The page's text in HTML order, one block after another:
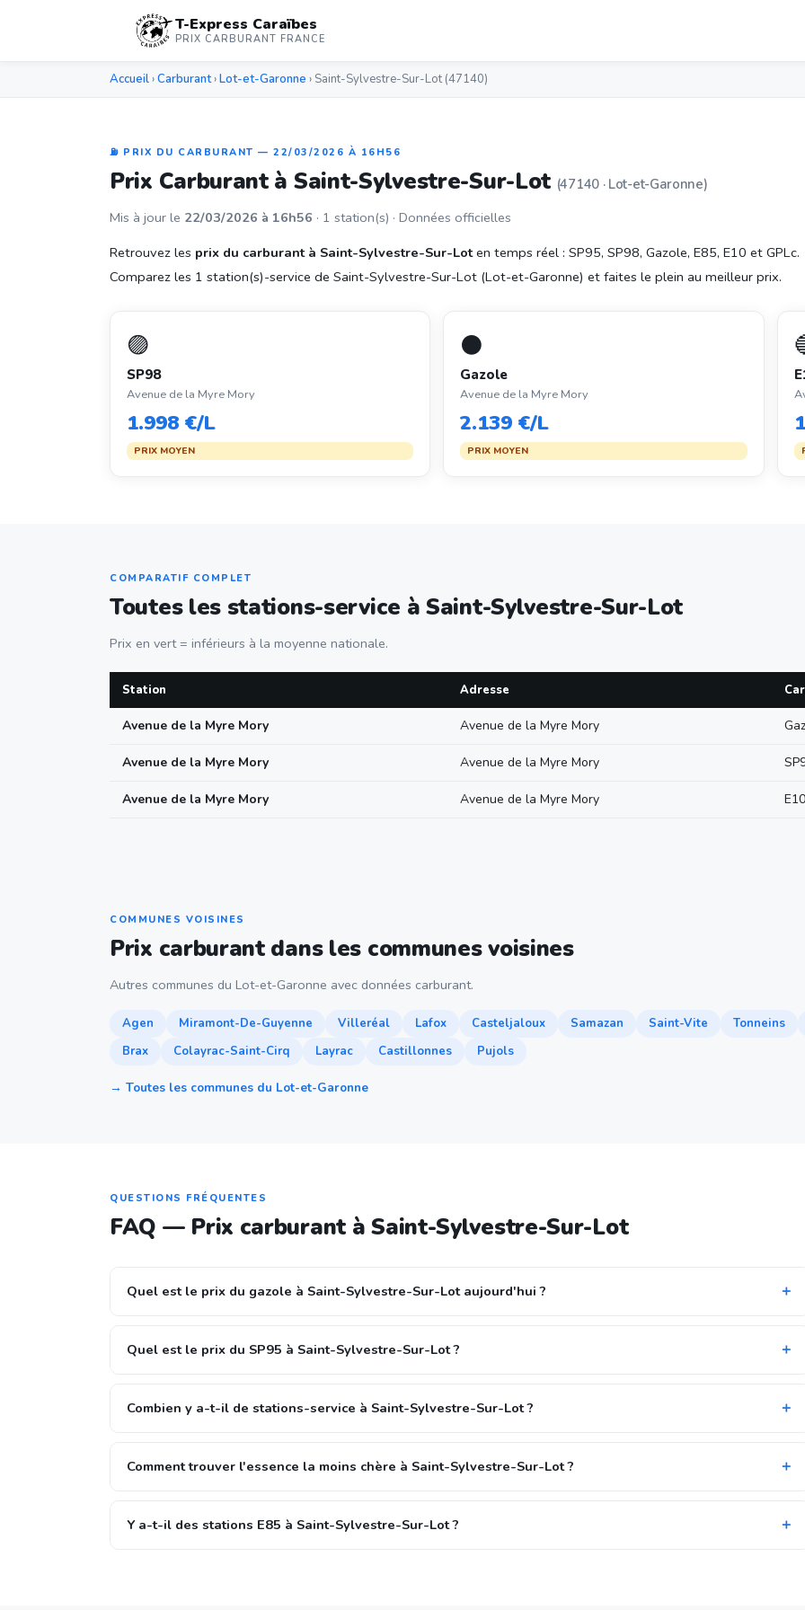
T-Express Caraïbes
PRIX CARBURANT FRANCE
Accueil ›Carburant›Lot-et-Garonne › Saint-Sylvestre-Sur-Lot (47140)
⛽ PRIX DU CARBURANT — 22/03/2026 À 16H56
Prix Carburant à Saint-Sylvestre-Sur-Lot (47140 · Lot-et-Garonne)
Mis à jour le 22/03/2026 à 16h56 · 1 station(s) · Données officielles
Retrouvez les prix du carburant à Saint-Sylvestre-Sur-Loten temps réel : SP95, SP98, Gazole, E85, E10 et GPLc.
Comparez les 1 station(s)-service de Saint-Sylvestre-Sur-Lot (Lot-et-Garonne) et faites le plein au meilleur prix.
🟣
SP98
Avenue de la Myre Mory
1.998 €/L
PRIX MOYEN
⚫
Gazole
Avenue de la Myre Mory
2.139 €/L
PRIX MOYEN
COMPARATIF COMPLET
Toutes les stations-service à Saint-Sylvestre-Sur-Lot
Prix en vert = inférieurs à la moyenne nationale.
Station Adresse
Avenue de la Myre Mory Avenue de la Myre Mory
Avenue de la Myre Mory Avenue de la Myre Mory
Avenue de la Myre Mory Avenue de la Myre Mory E10
COMMUNES VOISINES
Prix carburant dans les communes voisines
Autres communes du Lot-et-Garonne avec données carburant.
Agen Miramont-De-Guyenne Villeréal Lafox Casteljaloux Samazan Saint-Vite Tonneins
Brax
Colayrac-Saint-Cirq Layrac Castillonnes Pujols
→ Toutes les communes du Lot-et-Garonne
QUESTIONS FRÉQUENTES
FAQ — Prix carburant à Saint-Sylvestre-Sur-Lot
Quel est le prix du gazole à Saint-Sylvestre-Sur-Lot aujourd'hui ?
Quel est le prix du SP95 à Saint-Sylvestre-Sur-Lot ?
Combien y a-t-il de stations-service à Saint-Sylvestre-Sur-Lot ?
Comment trouver l'essence la moins chère à Saint-Sylvestre-Sur-Lot ?
Y a-t-il des stations E85 à Saint-Sylvestre-Sur-Lot ?